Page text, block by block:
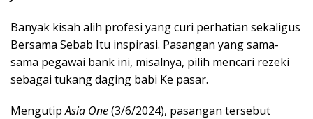
Banyak kisah alih profesi yang curi perhatian sekaligus
Bersama Sebab Itu inspirasi. Pasangan yang sama-
sama pegawai bank ini, misalnya, pilih mencari rezeki
sebagai tukang daging babi Ke pasar.
MengutipAsia One(3/6/2024), pasangan tersebut